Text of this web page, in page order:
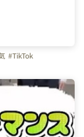
#TikTok